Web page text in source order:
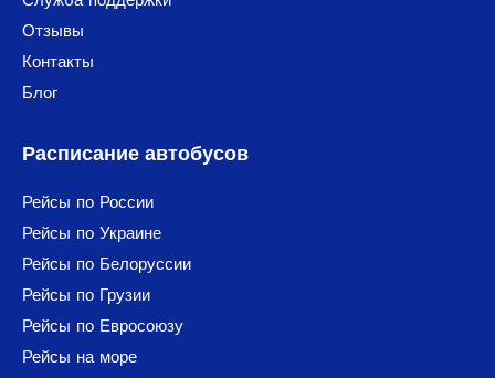
Отзывы
Контакты
Блог
Расписание автобусов
Рейсы по России
Рейсы по Украине
Рейсы по Белоруссии
Рейсы по Грузии
Рейсы по Евросоюзу
Рейсы на море